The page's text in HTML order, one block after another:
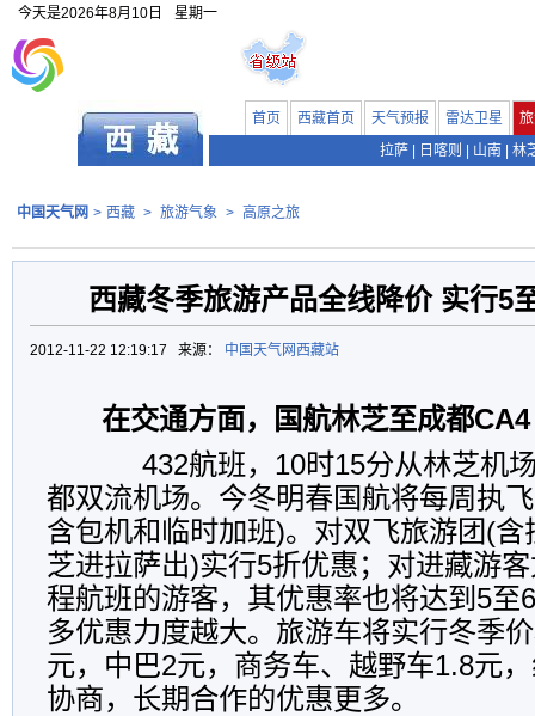
今天是2026年8月10日 星期一
首页 西藏首页 天气预报 雷达卫星
拉萨
日喀则 山南 林
中国天气网 > 西藏 > 旅游气象 > 高原之旅
西藏冬季旅游产品全线降价 实行5
2012-11-22 12:19:17 来源： 中国天气网西藏站
在交通方面，国航林芝至成都CA4
432航班，10时15分从林芝机场
都双流机场。今冬明春国航将每周执
含包机和临时加班)。对双飞旅游团(
芝进拉萨出)实行5折优惠；对进藏游
程航班的游客，其优惠率也将达到5至
多优惠力度越大。旅游车将实行冬季
元，中巴2元，商务车、越野车1.8元
协商，长期合作的优惠更多。